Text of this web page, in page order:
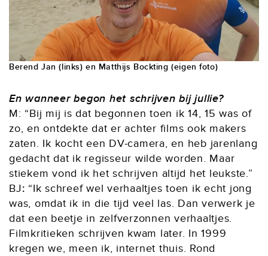
Berend Jan (links) en Matthijs Bockting (eigen foto)
En wanneer begon het schrijven bij jullie?
M: “Bij mij is dat begonnen toen ik 14, 15 was of
zo, en ontdekte dat er achter films ook makers
zaten. Ik kocht een DV-camera, en heb jarenlang
gedacht dat ik regisseur wilde worden. Maar
stiekem vond ik het schrijven altijd het leukste.”
BJ: “Ik schreef wel verhaaltjes toen ik echt jong
was, omdat ik in die tijd veel las. Dan verwerk je
dat een beetje in zelfverzonnen verhaaltjes.
Filmkritieken schrijven kwam later. In 1999
kregen we, meen ik, internet thuis. Rond